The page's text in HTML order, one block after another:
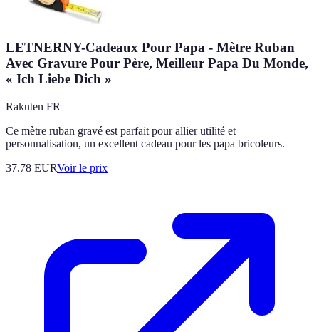
LETNERNY-Cadeaux Pour Papa - Mètre Ruban
Avec Gravure Pour Père, Meilleur Papa Du Monde,
« Ich Liebe Dich »
Rakuten FR
Ce mètre ruban gravé est parfait pour allier utilité et
personnalisation, un excellent cadeau pour les papa bricoleurs.
37.78 EURVoir le prix